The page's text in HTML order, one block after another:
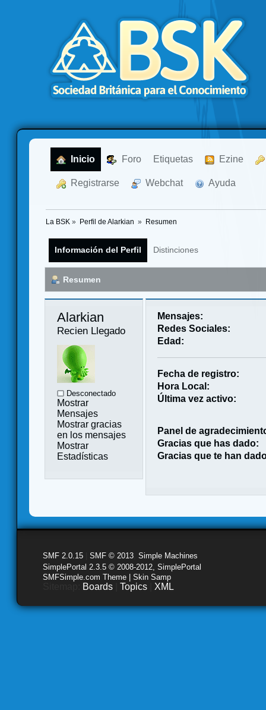
Inicio Foro Etiquetas Ezine
Registrarse Webchat Ayuda
La BSK » Perfil de Alarkian » Resumen
Información del Perfil Distinciones
Resumen
Alarkian
Recien Llegado
Desconectado
Mostrar
Mensajes
Mostrar gracias
en los mensajes
Mostrar
Estadísticas
Mensajes:
Redes Sociales:
Edad:
Fecha de registro:
Hora Local:
Última vez activo:
Panel de
Gracias que has dado:
Gracias que te han
SMF 2.0.15 SMF © 2013 Simple Machines
SimplePortal 2.3.5 © 2008-2012, SimplePortal
SMFSimple.com Theme | Skin Samp
Boards Topics XML